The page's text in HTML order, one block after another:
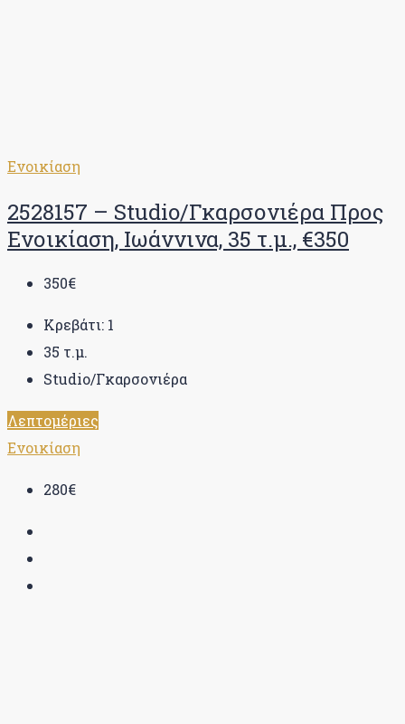
Ενοικίαση
2528157 – Studio/Γκαρσονιέρα Προς
Ενοικίαση, Ιωάννινα, 35 τ.μ., €350
350€
Κρεβάτι: 1
35 τ.μ.
Studio/Γκαρσονιέρα
Λεπτομέριες
Ενοικίαση
280€